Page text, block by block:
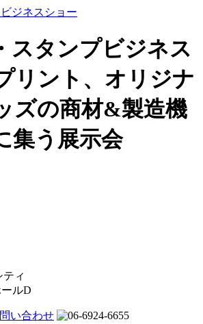
スタンプビジネス
リント、オリジナ
ズの商材&製造機
集う展示会
ィ
ルD